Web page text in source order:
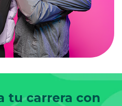
tu carrera con